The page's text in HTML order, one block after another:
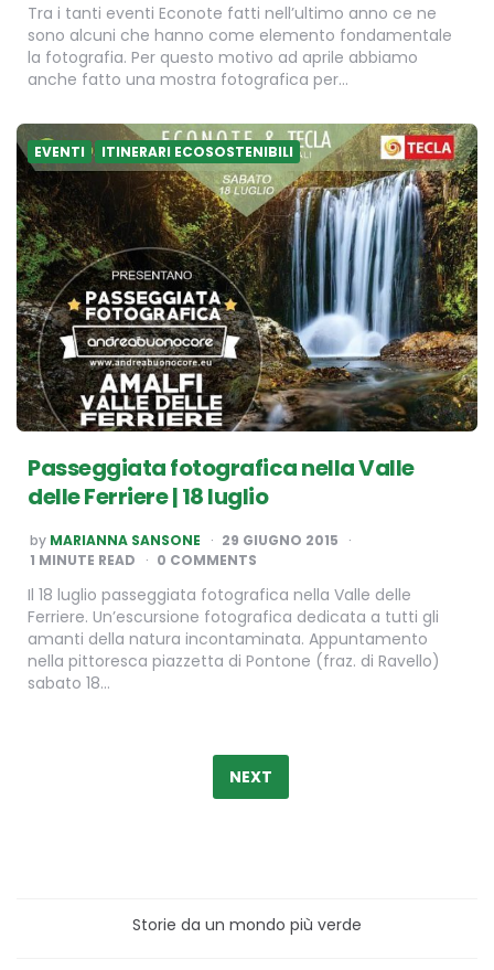
Tra i tanti eventi Econote fatti nell’ultimo anno ce ne
sono alcuni che hanno come elemento fondamentale
la fotografia. Per questo motivo ad aprile abbiamo
anche fatto una mostra fotografica per…
EVENTI ITINERARI ECOSOSTENIBILI
Passeggiata fotografica nella Valle
delle Ferriere | 18 luglio
POSTED
BY
by MARIANNA SANSONE
29 GIUGNO 2015
1 MINUTE READ 0 COMMENTS
Il 18 luglio passeggiata fotografica nella Valle delle
Ferriere. Un’escursione fotografica dedicata a tutti gli
amanti della natura incontaminata. Appuntamento
nella pittoresca piazzetta di Pontone (fraz. di Ravello)
sabato 18…
NEXT
Storie da un mondo più verde